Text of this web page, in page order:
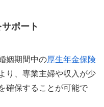
ポート
姻期間中の厚生年金保険
り、専業主婦や収入が少
確保することが可能で